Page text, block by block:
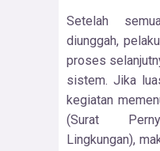
Setelah
diunggah,
proses
sistem. Jika
kegiatan
(Surat
Lingkungan),